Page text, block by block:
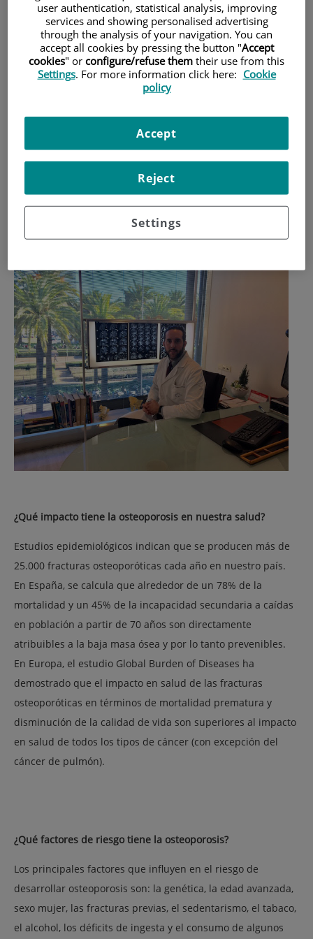
Se estima que 1 de cada 4 mujeres postmenopáusicas, a
partir de los 50 años tiene osteoporosis, mientras que este
porcentaje aumenta al 40% en mujeres a partir de los 70
años. Los hombres no están libres de esta enfermedad que
Para aclarar dudas sobre la enfermedad y saber cómo
prevenirla hemos hablado con elDr. Juan Muñoz Ortego
reumatólogo del Centro Médico Teknon y vicesecretario de
Sociedad Española de Reumatología
¿Qué impacto tiene la osteoporosis en nuestra salud?
Estudios epidemiológicos indican que se producen más de
25.000 fracturas osteoporóticas cada año en nuestro país.
En España, se calcula que alrededor de un 78% de la
mortalidad y un 45% de la incapacidad secundaria a caídas
en población a partir de 70 años son directamente
atribuibles a la baja masa ósea y por lo tanto prevenibles.
En Europa, el estudio Global Burden of Diseases ha
demostrado que el impacto en salud de las fracturas
osteoporóticas en términos de mortalidad prematura y
disminución de la calidad de vida son superiores al impacto
en salud de todos los tipos de cáncer (con excepción del
cáncer de pulmón).
¿Qué factores de riesgo tiene la osteoporosis?
Los principales factores que influyen en el riesgo de
desarrollar osteoporosis son: la genética, la edad avanzada,
sexo mujer, las fracturas previas, el sedentarismo, el tabaco,
el alcohol, los déficits de ingesta y el consumo de algunos
user authentication, statistical analysis, improving
services and showing personalised advertising
through the analysis of your navigation. You can
accept all cookies by pressing the button "Accept
cookies" or configure/refuse them their use from this
Settings. For more information click here: Cookie
policy
Settings
Reject
Accept